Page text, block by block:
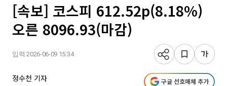
[속보] 코스피 612.52p(8.18%)
오른 8096.93(마감)
입력 2026-06-09 15:34
정수천 기자 구글 선호매체 추가